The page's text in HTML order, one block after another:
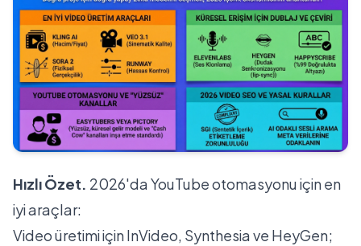
Hızlı Özet. 2026'da YouTube otomasyonu için en
iyi araçlar:
Video üretimi için InVideo, Synthesia ve HeyGen;